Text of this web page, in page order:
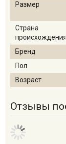
Размер
Страна
происхождения
Бренд
Пол
Возраст
Отзывы